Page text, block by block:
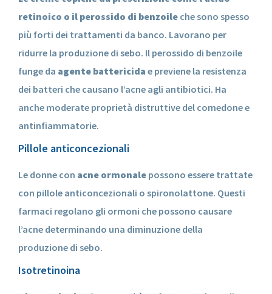
retinoico o il perossido di benzoile che sono spesso
più forti dei trattamenti da banco. Lavorano per
ridurre la produzione di sebo. Il perossido di benzoile
funge da agente battericida e previene la resistenza
dei batteri che causano l’acne agli antibiotici. Ha
anche moderate proprietà distruttive del comedone e
antinfiammatorie.
Pillole anticoncezionali
Le donne con acne ormonale possono essere trattate
con pillole anticoncezionali o spironolattone. Questi
farmaci regolano gli ormoni che possono causare
l’acne determinando una diminuzione della
produzione di sebo.
Isotretinoina